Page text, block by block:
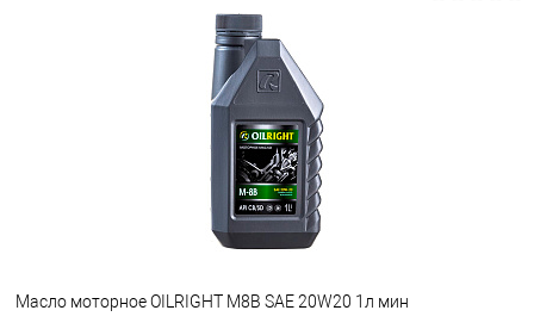
В корзину
Масло моторное OILRIGHT М8В SAE 20W20 1л мин